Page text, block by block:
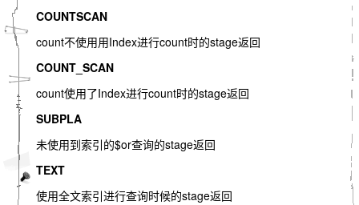
COUNTSCAN
count不使用用Index进行count时的stage返回
COUNT_SCAN
count使用了Index进行count时的stage返回
SUBPLA
未使用到索引的$or查询的stage返回
TEXT
使用全文索引进行查询时候的stage返回